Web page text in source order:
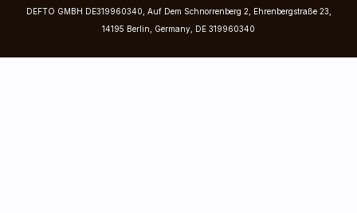
DEFTO GMBH DE319960340, Auf Dem Schnorrenberg 2, Ehrenbergstraße 23,
14195 Berlin, Germany, DE 319960340